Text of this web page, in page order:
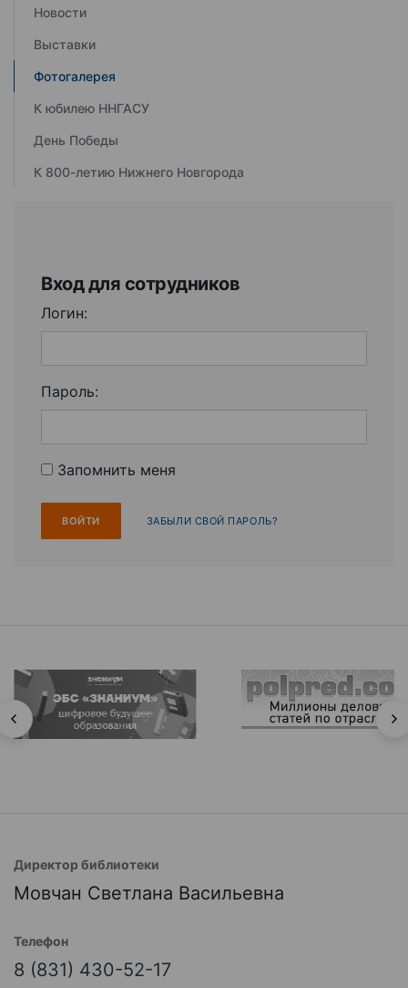
Новости
Выставки
Фотогалерея
К юбилею ННГАСУ
День Победы
К 800-летию Нижнего Новгорода
Вход для сотрудников
Логин:
Пароль:
Запомнить меня
ЗАБЫЛИ СВОЙ ПАРОЛЬ?
Директор библиотеки
Мовчан Светлана Васильевна
Телефон
8 (831) 430-52-17